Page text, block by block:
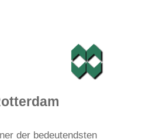
der bedeutendsten